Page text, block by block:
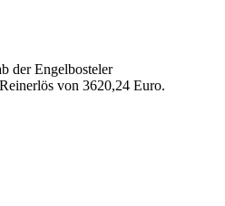
der Engelbosteler
von 3620,24 Euro.